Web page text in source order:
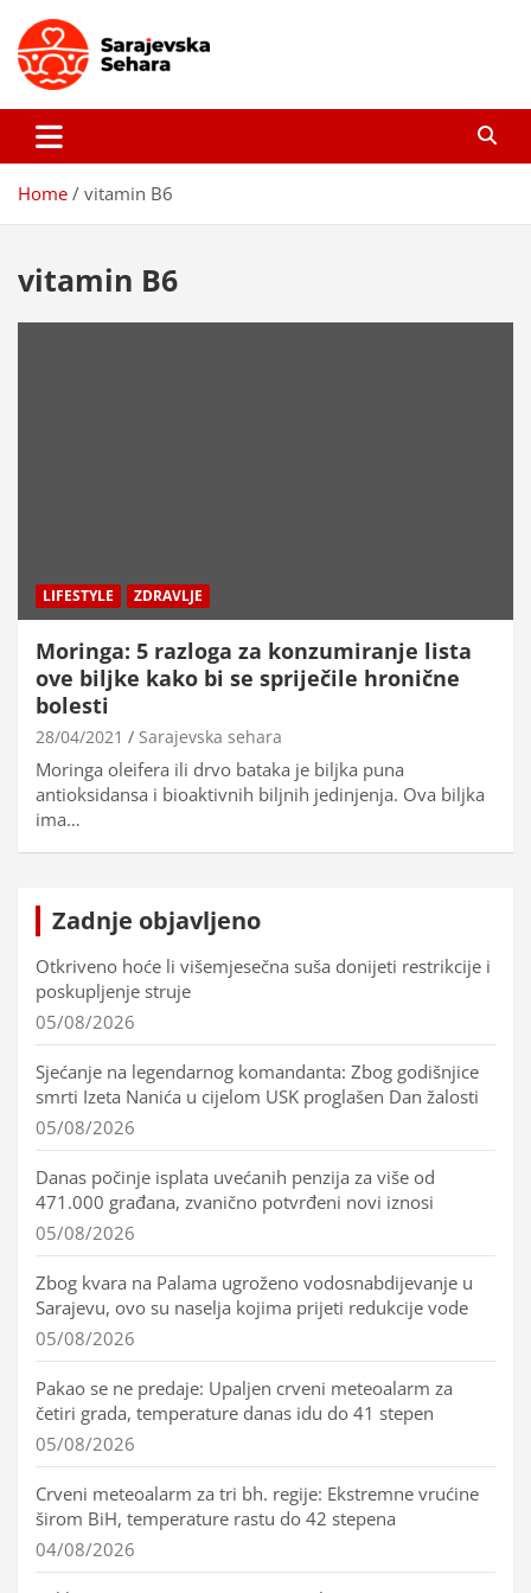
content
Sarajevska sehara
Home vitamin B6
vitamin B6
LIFESTYLE ZDRAVLJE
Moringa: 5 razloga za konzumiranje lista
ove biljke kako bi se spriječile hronične
bolesti
28/04/2021 Sarajevska sehara
Moringa oleifera ili drvo bataka je biljka puna
antioksidansa i bioaktivnih biljnih jedinjenja. Ova biljka
ima…
Zadnje objavljeno
Otkriveno hoće li višemjesečna suša donijeti restrikcije i
poskupljenje struje
05/08/2026
Sjećanje na legendarnog komandanta: Zbog godišnjice
smrti Izeta Nanića u cijelom USK proglašen Dan žalosti
05/08/2026
Danas počinje isplata uvećanih penzija za više od
471.000 građana, zvanično potvrđeni novi iznosi
05/08/2026
Zbog kvara na Palama ugroženo vodosnabdijevanje u
Sarajevu, ovo su naselja kojima prijeti redukcije vode
05/08/2026
Pakao se ne predaje: Upaljen crveni meteoalarm za
četiri grada, temperature danas idu do 41 stepen
05/08/2026
Crveni meteoalarm za tri bh. regije: Ekstremne vrućine
širom BiH, temperature rastu do 42 stepena
04/08/2026